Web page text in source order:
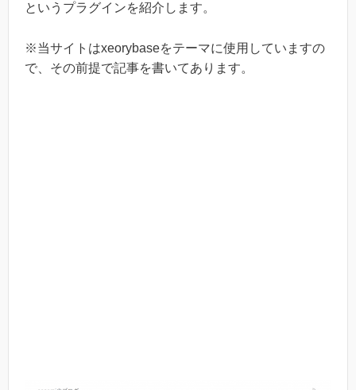
というプラグインを紹介します。
※当サイトはxeorybaseをテーマに使用していますの
で、その前提で記事を書いてあります。